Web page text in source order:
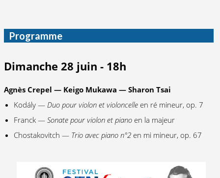
Programme
Dimanche 28 juin - 18h
Agnès Crepel — Keigo Mukawa — Sharon Tsai
Kodály — Duo pour violon et violoncelleen ré mineur, op. 7
Franck — Sonate pour violon et pianoen la majeur
Chostakovitch — Trio avec piano n°2en mi mineur, op. 67